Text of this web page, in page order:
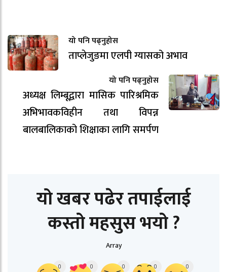
यो पनि पढ्नुहोस
ताप्लेजुङमा एलपी ग्यासको अभाव
यो पनि पढ्नुहोस
अध्यक्ष लिम्बूद्वारा मासिक पारिश्रमिक
अभिभावकविहीन तथा विपन्न
बालबालिकाको शिक्षाका लागि समर्पण
यो खबर पढेर तपाईलाई
कस्तो महसुस भयो ?
Array
0 0 0 0 0